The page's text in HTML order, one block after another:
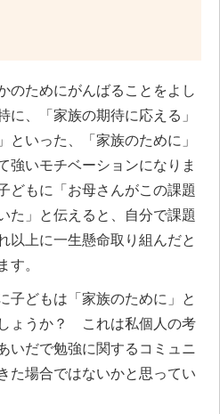
のためにがんばることをよし
に、「家族の期待に応える」
といった、「家族のために」
強いモチベーションになりま
どもに「お母さんがこの課題
た」と伝えると、自分で課題
以上に一生懸命取り組んだと
す。
どもは「家族のために」と
ょうか？ これは私個人の考
いだで勉強に関するコミュニ
た場合ではないかと思ってい